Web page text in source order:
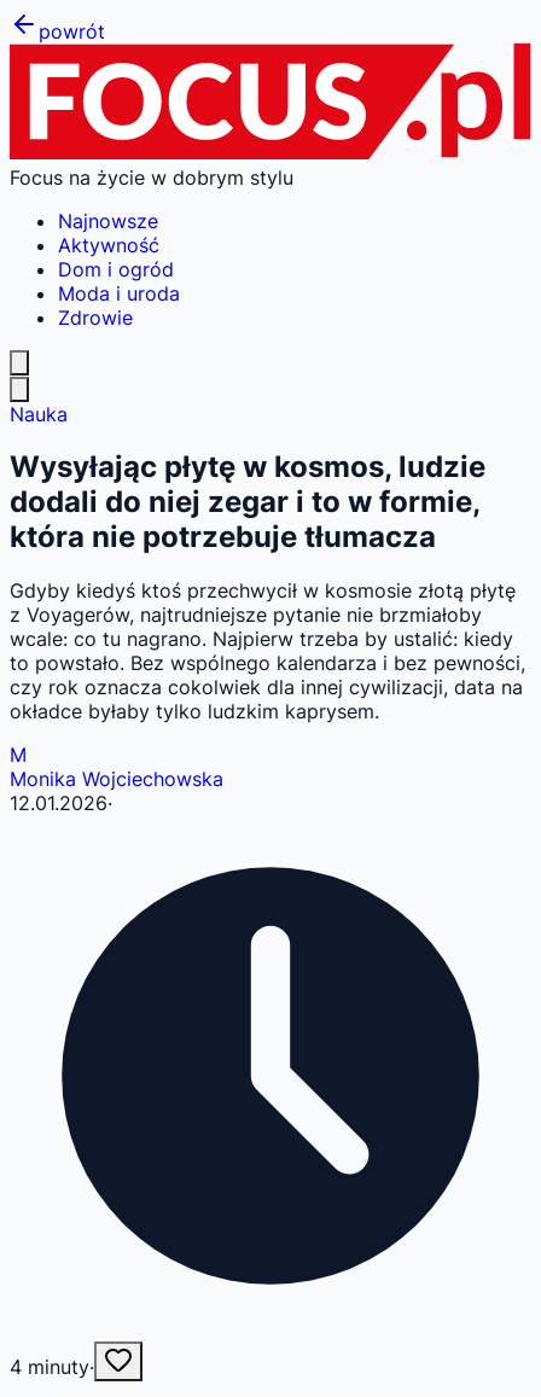
powrót
Focus na życie w dobrym stylu
Najnowsze
Aktywność
Dom i ogród
Moda i uroda
Zdrowie
Nauka
Wysyłając płytę w kosmos, ludzie
dodali do niej zegar i to w formie,
która nie potrzebuje tłumacza
Gdyby kiedyś ktoś przechwycił w kosmosie złotą płytę
z Voyagerów, najtrudniejsze pytanie nie brzmiałoby
wcale: co tu nagrano. Najpierw trzeba by ustalić: kiedy
to powstało. Bez wspólnego kalendarza i bez pewności,
czy rok oznacza cokolwiek dla innej cywilizacji, data na
okładce byłaby tylko ludzkim kaprysem.
M
Monika Wojciechowska
12.01.2026·
4 minuty·